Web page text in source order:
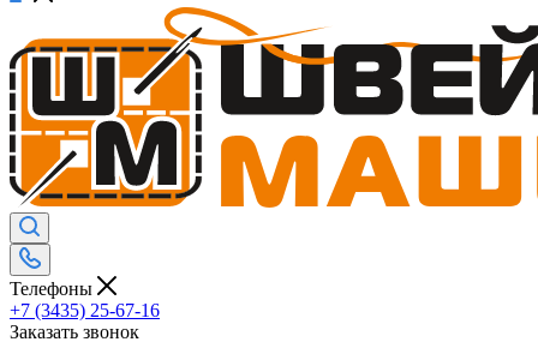
Телефоны
+7 (3435) 25-67-16
Заказать звонок